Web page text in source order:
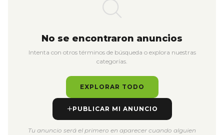
No se encontraron anuncios
Intenta con otros términos de búsqueda o explora nuestras
categorías.
EXPLORAR TODO
PUBLICAR MI ANUNCIO
Tu anuncio será el primero en aparecer cuando alguien